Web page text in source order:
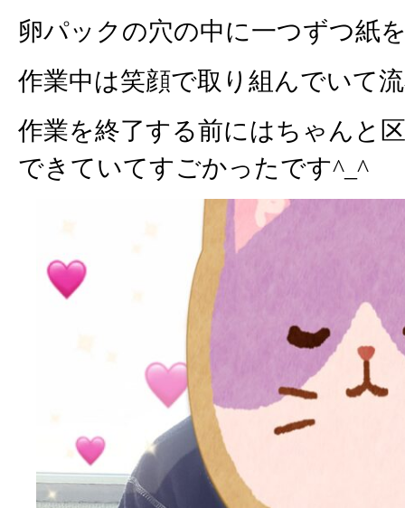
卵パックの穴の中に一つずつ紙
作業中は笑顔で取り組んでいて
作業を終了する前にはちゃんと
できていてすごかったです^_^